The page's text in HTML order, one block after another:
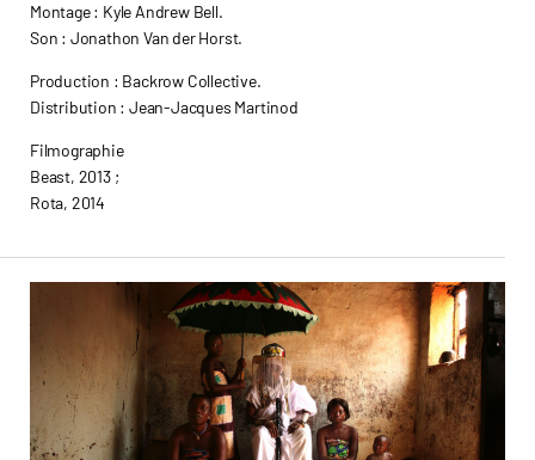
Montage : Kyle Andrew Bell.
Son : Jonathon Van der Horst.
Production : Backrow Collective.
Distribution : Jean-Jacques Martinod
Filmographie
Beast, 2013 ;
Rota, 2014